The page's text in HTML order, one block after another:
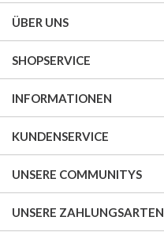
ÜBER UNS
SHOPSERVICE
INFORMATIONEN
KUNDENSERVICE
UNSERE COMMUNITYS
UNSERE ZAHLUNGSARTEN